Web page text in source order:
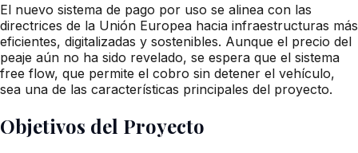
El nuevo sistema de pago por uso se alinea con las
directrices de la Unión Europea hacia infraestructuras más
eficientes, digitalizadas y sostenibles. Aunque el precio del
peaje aún no ha sido revelado, se espera que el sistema
free flow, que permite el cobro sin detener el vehículo,
sea una de las características principales del proyecto.
Objetivos del Proyecto